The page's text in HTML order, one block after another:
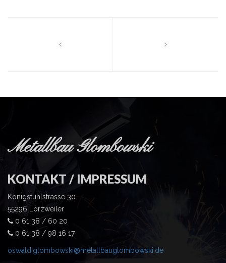
Metallbau Glombowski
KONTAKT / IMPRESSUM
Königstuhlstrasse 30
55296 Lörzweiler
0 61 38 / 60 20
0 61 38 / 98 16 17
oswald.glombowski@metallbauglombowski.de